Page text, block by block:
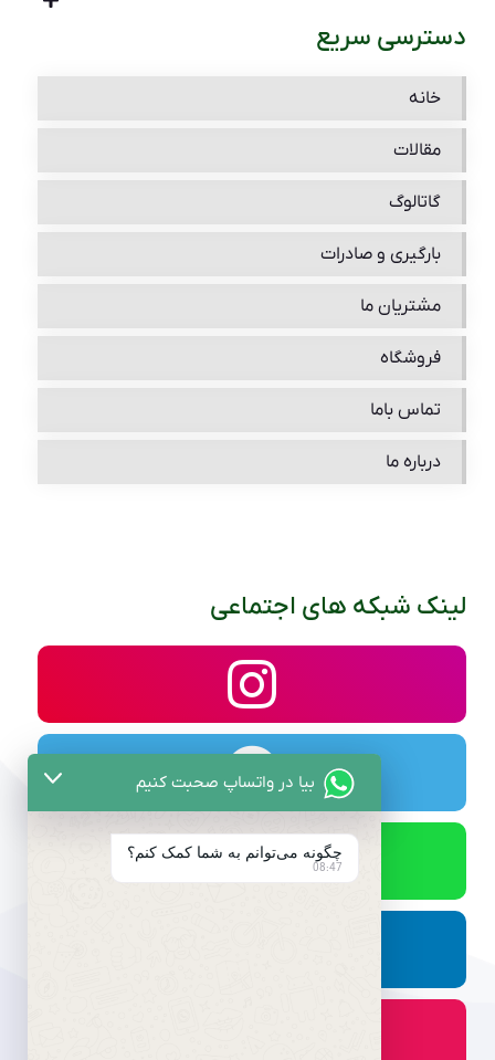
دسترسی سریع
خانه
مقالات
گاتالوگ
بارگیری و صادرات
مشتریان ما
فروشگاه
تماس باما
درباره ما
لینک شبکه های اجتماعی
بیا در واتساپ صحبت کنیم
چگونه می‌توانم به شما کمک کنم؟
08:47